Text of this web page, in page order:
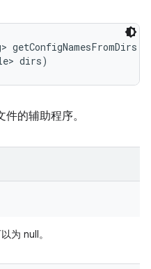
dirs)
的辅助程序。
为 null。